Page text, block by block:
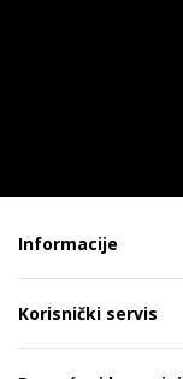
Informacije
Korisnički servis